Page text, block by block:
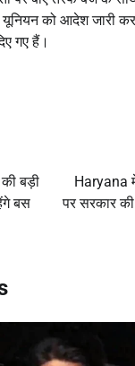
को आदेश जारी कर
गए हैं।
बड़ी
बस
Haryana में
पर सरकार